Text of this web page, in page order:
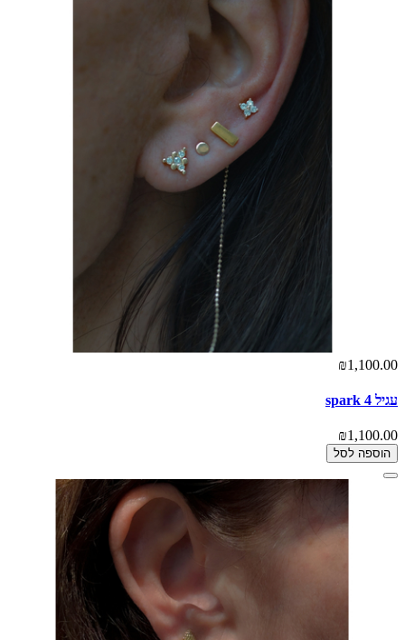
₪1,100.00
עגיל 4 spark
₪1,100.00
הוספה לסל